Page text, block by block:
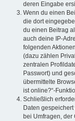
deren Eingabe
Wenn du einen
die dort
du einen Beitrag
auch deine IP-
folgenden
(dazu zählen
zentralen
Passwort) und
übermittelte
ist online?“-
Schließlich
Daten
bei Umfragen,